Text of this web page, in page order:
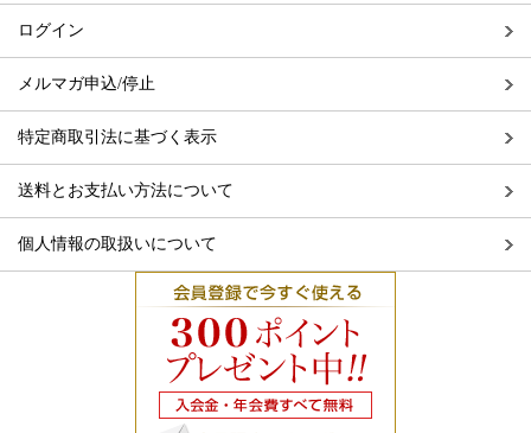
ログイン
メルマガ申込/停止
特定商取引法に基づく表示
送料とお支払い方法について
個人情報の取扱いについて